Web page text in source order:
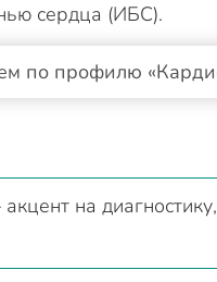
сердца (ИБС).
по профилю
на